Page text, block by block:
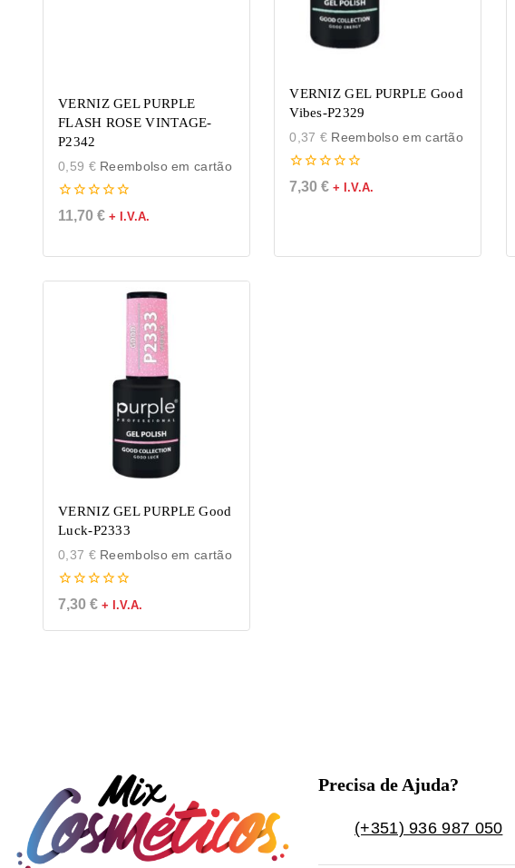
VERNIZ GEL PURPLE
FLASH ROSE VINTAGE-
P2342
0,59 €Reembolso em cartão
0
de
11,70 € + I.V.A.
VERNIZ GEL PURPLE Good
Vibes-P2329
0,37 € Reembolso em cartão
0
de
7,30€ + I.V.A.
VERNIZ GEL PURPLE Good
Luck-P2333
0,37 €Reembolso em cartão
0
de
7,30 € + I.V.A.
Precisa de Ajuda?
(+351) 936 987 050